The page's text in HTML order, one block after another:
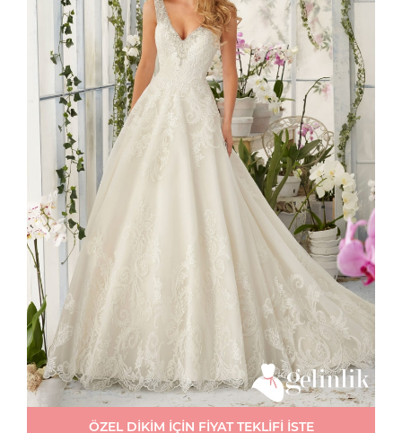
ÖZEL DİKİM İÇİN FİYAT TEKLİFİ İSTE